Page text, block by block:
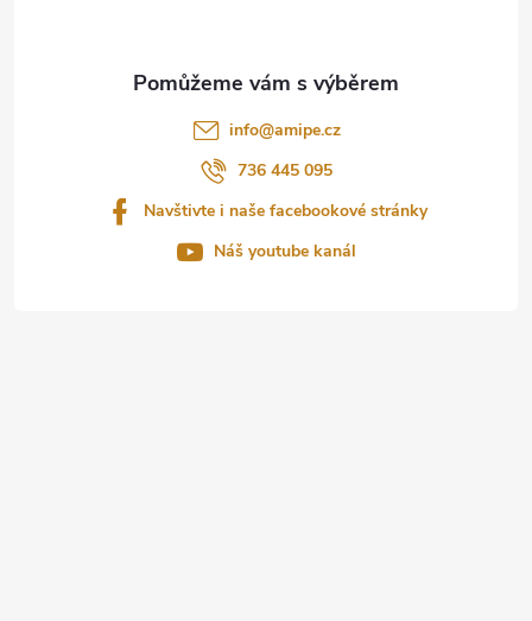
info@amipe.cz
736 445 095
Navštivte i naše facebookové stránky
Náš youtube kanál